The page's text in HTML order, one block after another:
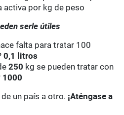
activa por kg de peso
serle útiles
falta para tratar 100
0,1 litros
250 kg se pueden tratar con
1000
un país a otro. ¡Aténgase a